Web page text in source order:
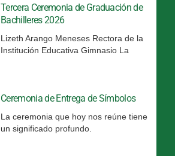
Tercera Ceremonia de Graduación de
Bachilleres 2026
Lizeth Arango Meneses Rectora de la
Institución Educativa Gimnasio La
Ceremonia de Entrega de Símbolos
La ceremonia que hoy nos reúne tiene
un significado profundo.